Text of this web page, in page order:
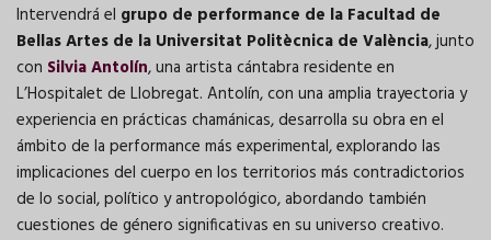
Intervendrá el grupo de performance de la Facultad de
Bellas Artes de la Universitat Politècnica de València, junto
con Silvia Antolín, una artista cántabra residente en
L’Hospitalet de Llobregat. Antolín, con una amplia trayectoria y
experiencia en prácticas chamánicas, desarrolla su obra en el
ámbito de la performance más experimental, explorando las
implicaciones del cuerpo en los territorios más contradictorios
de lo social, político y antropológico, abordando también
cuestiones de género significativas en su universo creativo.